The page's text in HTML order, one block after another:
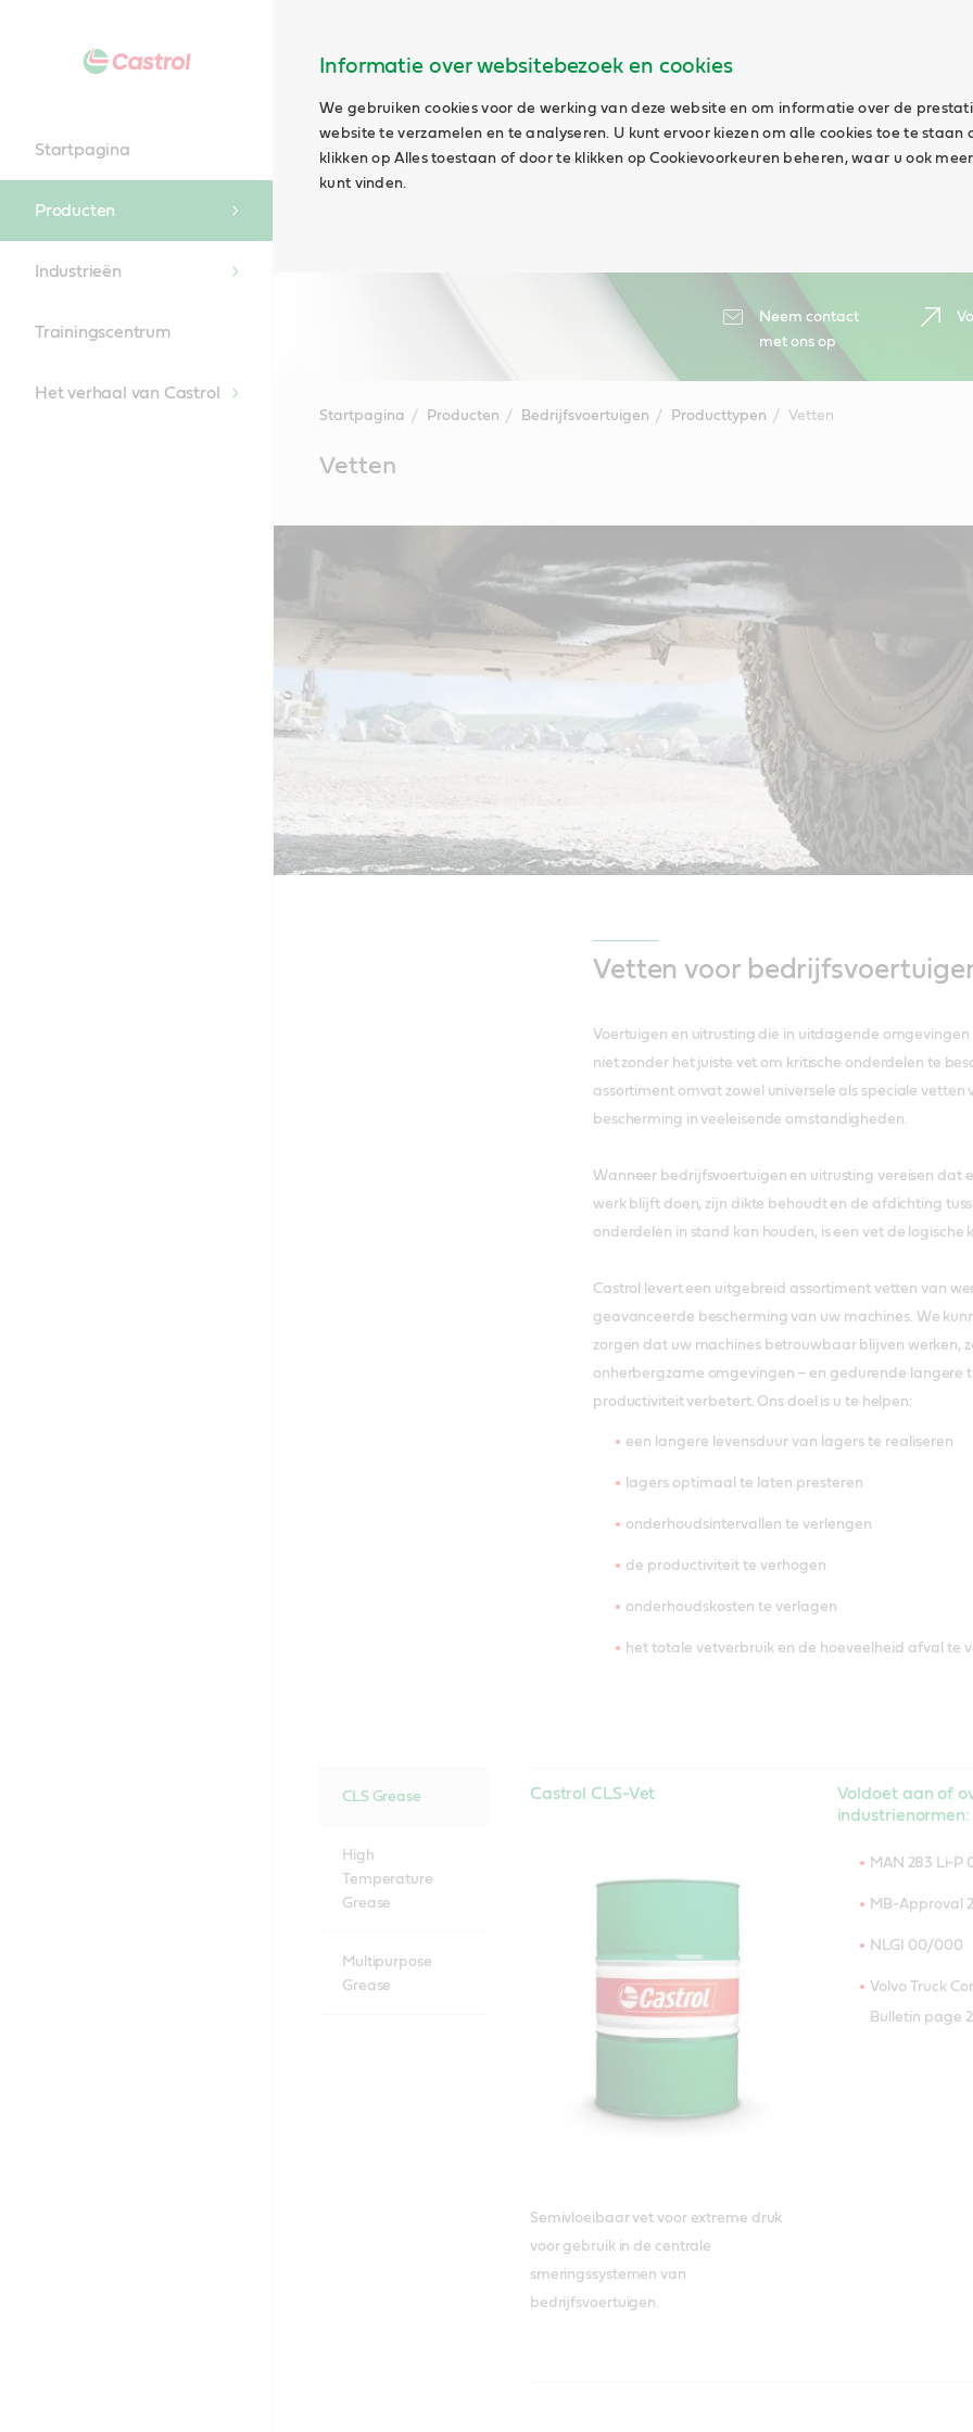
Informatie over websitebezoek en cookies
We gebruiken cookies voor de werking van deze website en om informatie over de
website te verzamelen en te analyseren. U kunt ervoor kiezen om alle cookies toe te staan
klikken op Alles toestaan of door te klikken op Cookievoorkeuren beheren, waar u ook
kunt vinden.
Neem contact
met ons op
Startpagina
Producten
Industrieën
Trainingscentrum
Het verhaal van Castrol
Startpagina Producten Bedrijfsvoertuigen Producttypen Vetten
ContentVetten
Vetten voor
Voertuigen en uitrusting die in uitdagende omgevingen
niet zonder het juiste vet om kritische onderdelen te
assortiment omvat zowel universele als speciale vetten
bescherming in veeleisende omstandigheden.
Wanneer bedrijfsvoertuigen en uitrusting vereisen dat
werk blijft doen, zijn dikte behoudt en de afdichting
onderdelen in stand kan houden, is een vet de logische
Castrol levert een uitgebreid assortiment vetten van
geavanceerde bescherming van uw machines. We
zorgen dat uw machines betrouwbaar blijven werken,
onherbergzame omgevingen – en gedurende langere
productiviteit verbetert. Ons doel is u te helpen:
een langere levensduur van lagers te realiseren
lagers optimaal te laten presteren
onderhoudsintervallen te verlengen
de productiviteit te verhogen
onderhoudskosten te verlagen
het totale vetverbruik en de hoeveelheid afval te
CLS Grease
High
Temperature
Grease
Multipurpose
Grease
Castrol CLS-Vet
Semivloeibaar vet voor extreme druk
voor gebruik in de centrale
smeringssystemen van
bedrijfsvoertuigen.
Voldoet aan of
industrienormen:
MAN 283 Li-P
MB-Approval
NLGI 00/000
Volvo Truck
Bulletin page